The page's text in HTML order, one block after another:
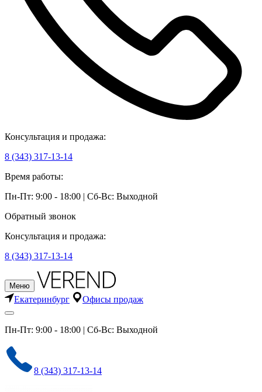
Консультация и продажа:
8 (343) 317-13-14
Время работы:
Пн-Пт: 9:00 - 18:00 | Сб-Вс: Выходной
Обратный звонок
Консультация и продажа:
8 (343) 317-13-14
Меню
Екатеринбург Офисы продаж
Пн-Пт: 9:00 - 18:00 | Сб-Вс: Выходной
8 (343) 317-13-14